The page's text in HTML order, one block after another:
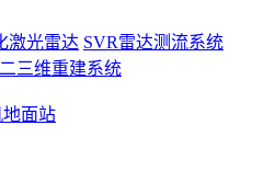
激光雷达 SVR雷达测流系统
三维重建系统
地面站